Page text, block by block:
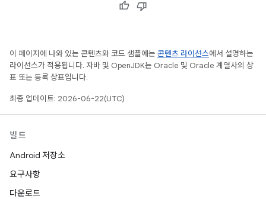
이 페이지에 나와 있는 콘텐츠와 코드 샘플에는 콘텐츠 라이선스에서 설명하는
라이선스가 적용됩니다. 자바 및 OpenJDK는 Oracle 및 Oracle 계열사의 상
표 또는 등록 상표입니다.
최종 업데이트: 2026-06-22(UTC)
빌드
Android 저장소
요구사항
다운로드